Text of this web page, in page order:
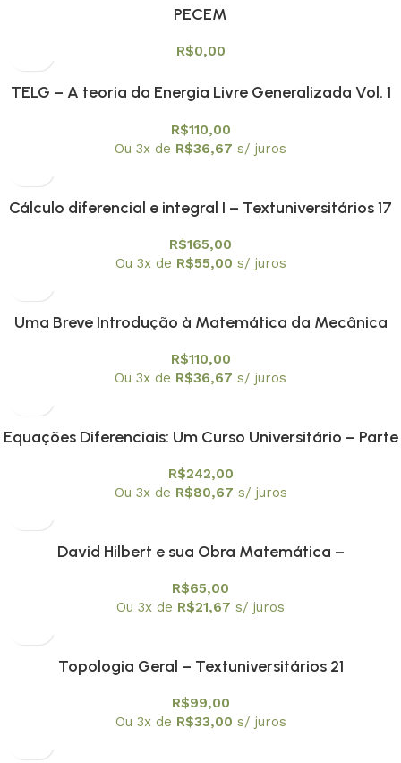
PECEM
R$0,00
TELG – A teoria da Energia Livre Generalizada Vol. 1
R$110,00
Ou 3x de R$36,67 s/ juros
Cálculo diferencial e integral I – Textuniversitários 17
R$165,00
Ou 3x de R$55,00 s/ juros
Uma Breve Introdução à Matemática da Mecânica
R$110,00
Ou 3x de R$36,67 s/ juros
Equações Diferenciais: Um Curso Universitário – Parte
R$242,00
Ou 3x de R$80,67 s/ juros
David Hilbert e sua Obra Matemática –
R$65,00
Ou 3x de R$21,67 s/ juros
Topologia Geral – Textuniversitários 21
R$99,00
Ou 3x de R$33,00 s/ juros